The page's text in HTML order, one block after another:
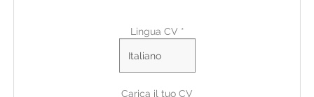
Lingua CV *
Carica il tuo CV